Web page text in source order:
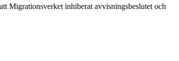
Migrationsverket inhiberat avvisningsbeslutet och